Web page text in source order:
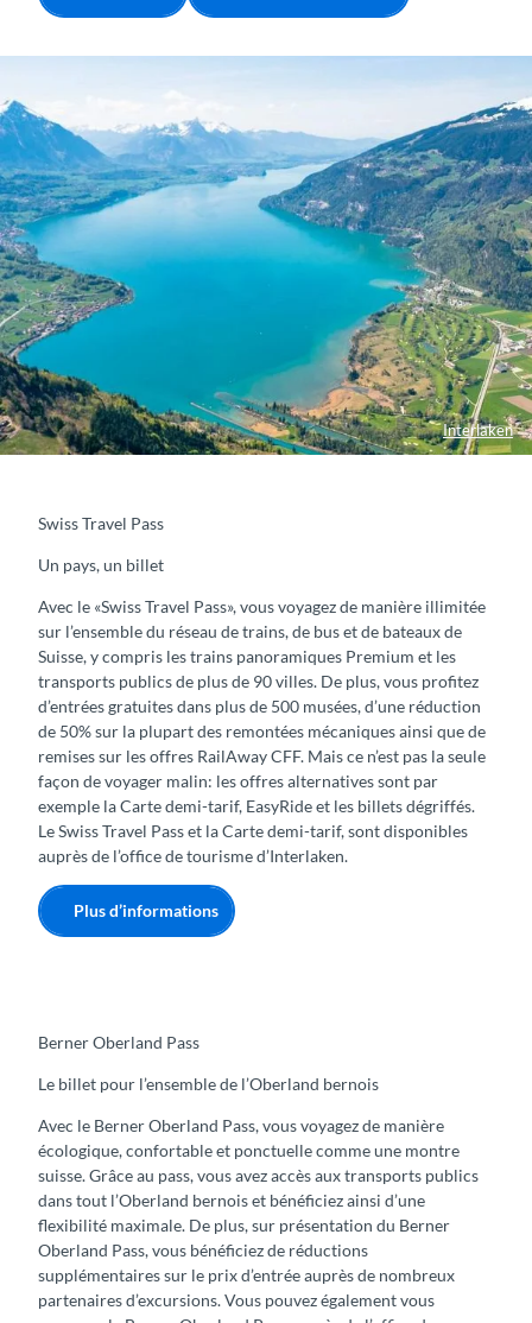
Interlaken
Swiss Travel Pass
Un pays, un billet
Avec le «Swiss Travel Pass», vous voyagez de manière illimitée
sur l’ensemble du réseau de trains, de bus et de bateaux de
Suisse, y compris les trains panoramiques Premium et les
transports publics de plus de 90 villes. De plus, vous profitez
d’entrées gratuites dans plus de 500 musées, d’une réduction
de 50% sur la plupart des remontées mécaniques ainsi que de
remises sur les offres RailAway CFF. Mais ce n’est pas la seule
façon de voyager malin: les offres alternatives sont par
exemple la Carte demi-tarif, EasyRide et les billets dégriffés.
Le Swiss Travel Pass et la Carte demi-tarif, sont disponibles
auprès de l’office de tourisme d’Interlaken.
Plus d’informations
Berner Oberland Pass
Le billet pour l’ensemble de l’Oberland bernois
Avec le Berner Oberland Pass, vous voyagez de manière
écologique, confortable et ponctuelle comme une montre
suisse. Grâce au pass, vous avez accès aux transports publics
dans tout l’Oberland bernois et bénéficiez ainsi d’une
flexibilité maximale. De plus, sur présentation du Berner
Oberland Pass, vous bénéficiez de réductions
supplémentaires sur le prix d’entrée auprès de nombreux
partenaires d’excursions. Vous pouvez également vous